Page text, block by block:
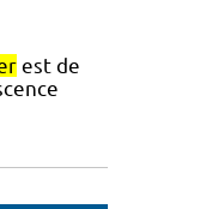
est de